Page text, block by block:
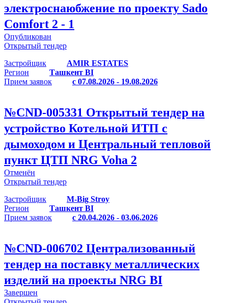
электроснаюбжение по проекту Sado
Comfort 2 - 1
Опубликован
Открытый тендер
Застройщик
AMIR ESTATES
Регион
Ташкент BI
Прием заявок
с 07.08.2026 - 19.08.2026
№CND-005331 Открытый тендер на
устройство Котельной ИТП с
дымоходом и Центральный тепловой
пункт ЦТП NRG Voha 2
Отменён
Открытый тендер
Застройщик
M-Big Stroy
Регион
Ташкент BI
Прием заявок
с 20.04.2026 - 03.06.2026
№CND-006702 Централизованный
тендер на поставку металлических
изделий на проекты NRG BI
Завершен